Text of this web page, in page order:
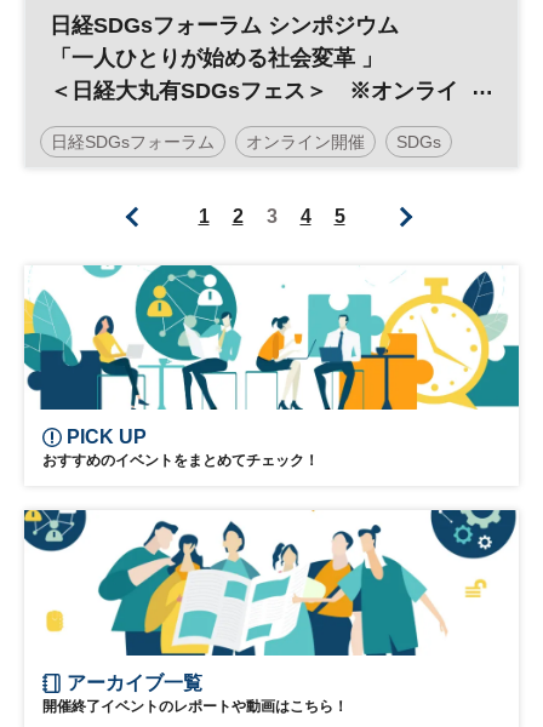
日経SDGsフォーラム シンポジウム
「一人ひとりが始める社会変革 」
＜日経大丸有SDGsフェス＞ ※オンライ
ン配信
日経SDGsフォーラム オンライン開催 SDGs
1 2 3 4 5
PICK UP
おすすめのイベントをまとめてチェック！
アーカイブ一覧
開催終了イベントのレポートや動画はこちら！